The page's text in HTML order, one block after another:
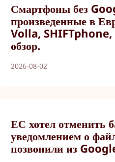
Смартфоны без
произведенные в
Volla,
обзор.
2026-08-02
ЕС хотел отменить
уведомлением о
позвонили из